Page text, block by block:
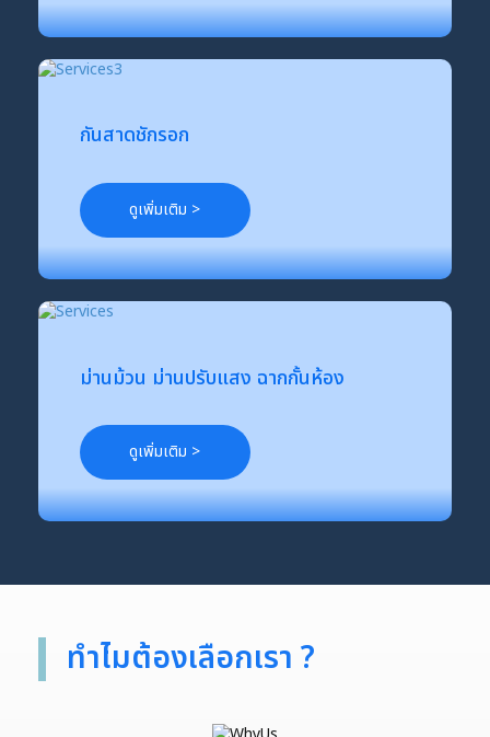
กันสาดชักรอก
ดูเพิ่มเติม >
ม่านม้วน ม่านปรับแสง ฉากกั้นห้อง
ดูเพิ่มเติม >
ทำไมต้องเลือกเรา ?